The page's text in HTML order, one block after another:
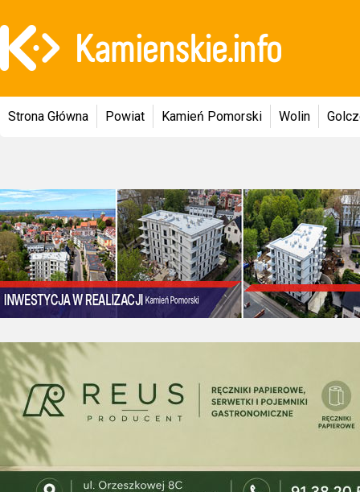
Strona Główna Powiat Kamień Pomorski Wolin